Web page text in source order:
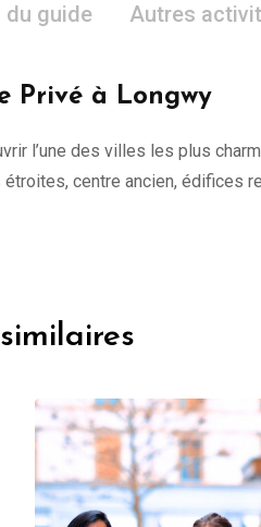
du guide Autres
Privé à Longwy
l’une des villes les plus
centre ancien, édifices